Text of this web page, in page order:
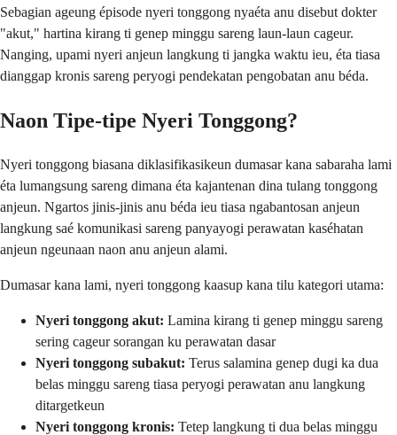
Sebagian ageung épisode nyeri tonggong nyaéta anu disebut dokter
"akut," hartina kirang ti genep minggu sareng laun-laun cageur.
Nanging, upami nyeri anjeun langkung ti jangka waktu ieu, éta tiasa
dianggap kronis sareng peryogi pendekatan pengobatan anu béda.
Naon Tipe-tipe Nyeri Tonggong?
Nyeri tonggong biasana diklasifikasikeun dumasar kana sabaraha lami
éta lumangsung sareng dimana éta kajantenan dina tulang tonggong
anjeun. Ngartos jinis-jinis anu béda ieu tiasa ngabantosan anjeun
langkung saé komunikasi sareng panyayogi perawatan kaséhatan
anjeun ngeunaan naon anu anjeun alami.
Dumasar kana lami, nyeri tonggong kaasup kana tilu kategori utama:
Nyeri tonggong akut: Lamina kirang ti genep minggu sareng
sering cageur sorangan ku perawatan dasar
Nyeri tonggong subakut: Terus salamina genep dugi ka dua
belas minggu sareng tiasa peryogi perawatan anu langkung
ditargetkeun
Nyeri tonggong kronis: Tetep langkung ti dua belas minggu